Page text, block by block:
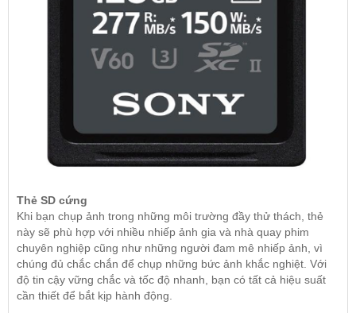
Thẻ SD cứng
Khi bạn chụp ảnh trong những môi trường đầy thử thách, thẻ
này sẽ phù hợp với nhiều nhiếp ảnh gia và nhà quay phim
chuyên nghiệp cũng như những người đam mê nhiếp ảnh, vì
chúng đủ chắc chắn để chụp những bức ảnh khắc nghiệt. Với
độ tin cậy vững chắc và tốc độ nhanh, bạn có tất cả hiệu suất
cần thiết để bắt kịp hành động.